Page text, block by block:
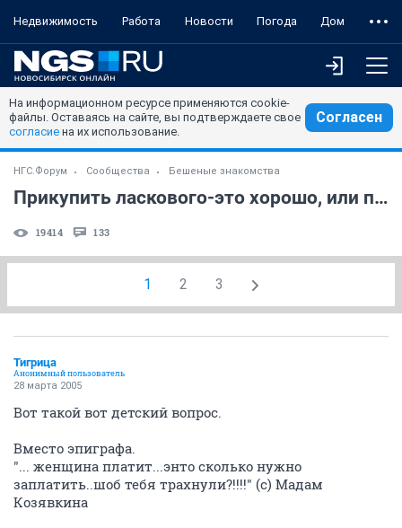
Недвижимость Работа Новости Погода Дом
На информационном ресурсе применяются cookie-
файлы. Оставаясь на сайте, вы подтверждаете свое
согласие на их использование.
Согласен
НГС.Форум Сообщества Бешеные знакомства
Прикупить ласкового-это хорошо, или плохо? Почему?
19414 133
1 2 3
Тигрица
Анонимный пользователь
28 марта 2005
Вот такой вот детский вопрос.
Вместо эпиграфа.
"... женщина платит...энто сколько нужно
заплатить..шоб тебя трахнули?!!!!" (с) Мадам
Козявкина